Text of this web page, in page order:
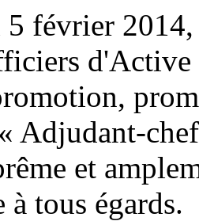
février
Adjudant-
et
à tous égards.